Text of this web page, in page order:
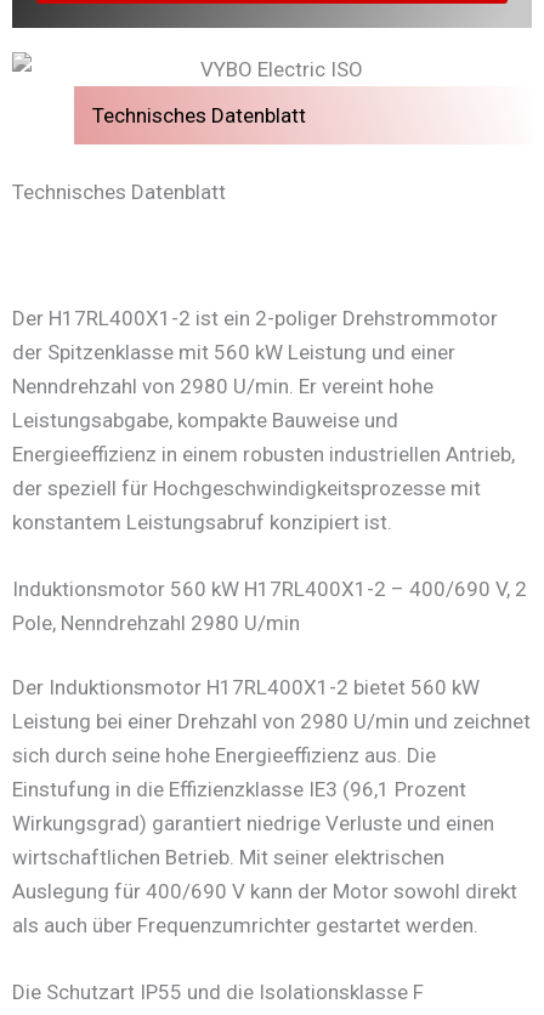
Technisches Datenblatt
Technisches Datenblatt
Der H17RL400X1-2 ist ein 2-poliger Drehstrommotor
der Spitzenklasse mit 560 kW Leistung und einer
Nenndrehzahl von 2980 U/min. Er vereint hohe
Leistungsabgabe, kompakte Bauweise und
Energieeffizienz in einem robusten industriellen Antrieb,
der speziell für Hochgeschwindigkeitsprozesse mit
konstantem Leistungsabruf konzipiert ist.
Induktionsmotor 560 kW H17RL400X1-2 – 400/690 V, 2
Pole, Nenndrehzahl 2980 U/min
Der Induktionsmotor H17RL400X1-2 bietet 560 kW
Leistung bei einer Drehzahl von 2980 U/min und zeichnet
sich durch seine hohe Energieeffizienz aus. Die
Einstufung in die Effizienzklasse IE3 (96,1 Prozent
Wirkungsgrad) garantiert niedrige Verluste und einen
wirtschaftlichen Betrieb. Mit seiner elektrischen
Auslegung für 400/690 V kann der Motor sowohl direkt
als auch über Frequenzumrichter gestartet werden.
Die Schutzart IP55 und die Isolationsklasse F